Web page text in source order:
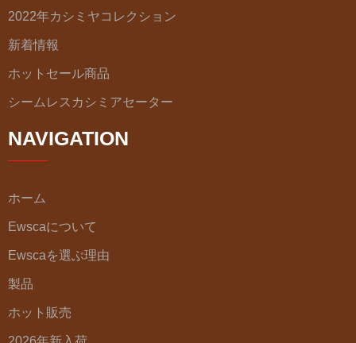
2022年カシミヤコレクション
新着情報
ホットセール商品
シームレスカシミアセーター
NAVIGATION
ホーム
Ewscaについて
Ewscaを選ぶ理由
製品
ホット販売